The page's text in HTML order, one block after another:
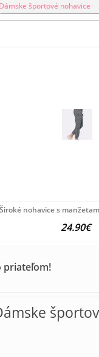
Dámske športové nohavice
Široké nohavice s
24.90€
priateľom!